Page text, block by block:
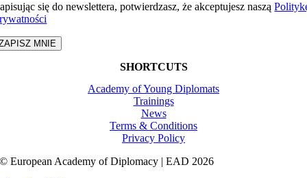
się do newslettera, potwierdzasz, że akceptujesz naszą
MNIE
SHORTCUTS
Academy of Young Diplomats
Trainings
News
Terms & Conditions
Privacy Policy
© European Academy of Diplomacy | EAD 2026